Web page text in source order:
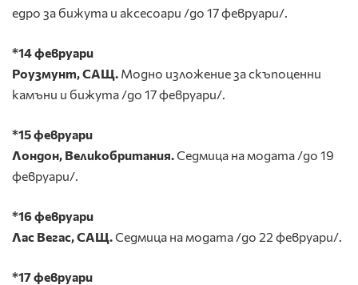
едро за бижута и аксесоари /до 17 февруари/.
*14 февруари
Роузмунт, САЩ. Модно изложение за скъпоценни
камъни и бижута /до 17 февруари/.
*15февруари
Лондон, Великобритания.Седмица на модата /до 19
февруари/.
*16 февруари
Лас Вегас, САЩ.Седмица на модата /до 22 февруари/.
*17 февруари